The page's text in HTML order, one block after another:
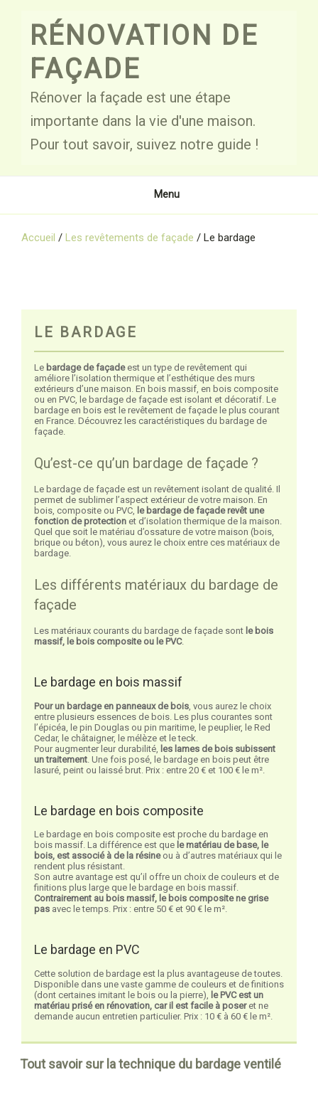
contentRÉNOVATION DE
FAÇADE
Rénover la façade est une étape
importante dans la vie d'une maison.
Pour tout savoir, suivez notre guide !
Menu
Accueil / Les revêtements de façade / Le bardage
LE BARDAGE
Le bardage de façadeest un type de revêtement qui
améliore l’isolation thermique et l’esthétique des murs
extérieurs d’une maison. En bois massif, en bois composite
ou en PVC, le bardage de façade est isolant et décoratif. Le
bardage en bois est le revêtement de façade le plus courant
en France. Découvrez les caractéristiques du bardage de
façade.
Qu’est-ce qu’un bardage de façade ?
Le bardage de façade est un revêtement isolant de qualité. Il
permet de sublimer l’aspect extérieur de votre maison. En
bois, composite ou PVC, le bardage de façade revêt une
fonction de protection et d’isolation thermique de la maison.
Quel que soit le matériau d’ossature de votre maison (bois,
brique ou béton), vous aurez le choix entre ces matériaux de
bardage.
Les différents matériaux du bardage de
façade
Les matériaux courants du bardage de façade sont le bois
massif, le bois composite ou le PVC.
Le bardage en bois massif
Pour un bardage en panneaux de bois , vous aurez le choix
entre plusieurs essences de bois. Les plus courantes sont
l’épicéa, le pin Douglas ou pin maritime, le peuplier, le Red
Cedar, le châtaigner, le mélèze et le teck.
Pour augmenter leur durabilité, les lames de bois subissent
un traitement . Une fois posé, le bardage en bois peut être
lasuré, peint ou laissé brut. Prix : entre 20 € et 100 € le m².
Le bardage en bois composite
Le bardage en bois composite est proche du bardage en
bois massif. La différence est que le matériau de base, le
bois, est associé à de la résine ou à d’autres matériaux qui le
rendent plus résistant.
Son autre avantage est qu’il offre un choix de couleurs et de
finitions plus large que le bardage en bois massif.
Contrairement au bois massif, le bois composite ne grise
pas avec le temps. Prix : entre 50 € et 90 € le m².
Le bardage en PVC
Cette solution de bardage est la plus avantageuse de toutes.
Disponible dans une vaste gamme de couleurs et de finitions
(dont certaines imitant le bois ou la pierre), le PVC est un
matériau prisé en rénovation, car il est facile à poser et ne
demande aucun entretien particulier. Prix : 10 € à 60 € le m².
Tout savoir sur la technique du bardage ventilé